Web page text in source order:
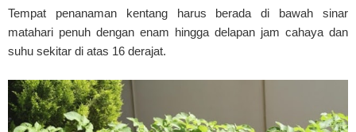
Tempat penanaman kentang harus berada di bawah sinar
matahari penuh dengan enam hingga delapan jam cahaya dan
suhu sekitar di atas 16 derajat.